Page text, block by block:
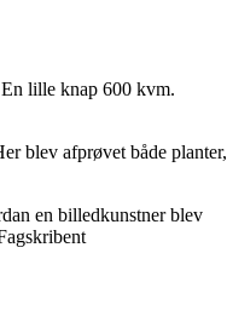
En lille knap 600 kvm.
blev afprøvet både planter,
en billedkunstner blev